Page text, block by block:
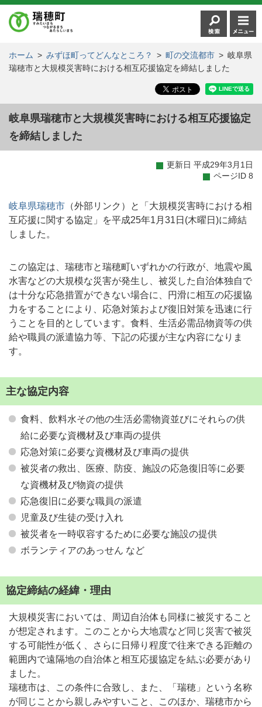
ホーム > みずほ町ってどんなところ？ > 町の交流都市 > 岐阜県
瑞穂市と大規模災害時における相互応援協定を締結しました
岐阜県瑞穂市と大規模災害時における相互応援協定
を締結しました
更新日 平成29年3月1日
ページID 8
岐阜県瑞穂市 （外部リンク）と「大規模災害時における相
互応援に関する協定」を平成25年1月31日(木曜日)に締結
しました。
この協定は、瑞穂市と瑞穂町いずれかの行政が、地震や風
水害などの大規模な災害が発生し、被災した自治体独自で
は十分な応急措置ができない場合に、円滑に相互の応援協
力をすることにより、応急対策および復旧対策を迅速に行
うことを目的としています。食料、生活必需品物資等の供
給や職員の派遣協力等、下記の応援が主な内容になりま
す。
主な協定内容
食料、飲料水その他の生活必需物資並びにそれらの供
給に必要な資機材及び車両の提供
応急対策に必要な資機材及び車両の提供
被災者の救出、医療、防疫、施設の応急復旧等に必要
な資機材及び物資の提供
応急復旧に必要な職員の派遣
児童及び生徒の受け入れ
被災者を一時収容するために必要な施設の提供
ボランティアのあっせん など
協定締結の経緯・理由
大規模災害においては、周辺自治体も同様に被災すること
が想定されます。このことから大地震など同じ災害で被災
する可能性が低く、さらに日帰り程度で往来できる距離の
範囲内で遠隔地の自治体と相互応援協定を結ぶ必要があり
ました。
瑞穂市は、この条件に合致し、また、「瑞穂」という名称
が同じことから親しみやすいこと、このほか、瑞穂市から